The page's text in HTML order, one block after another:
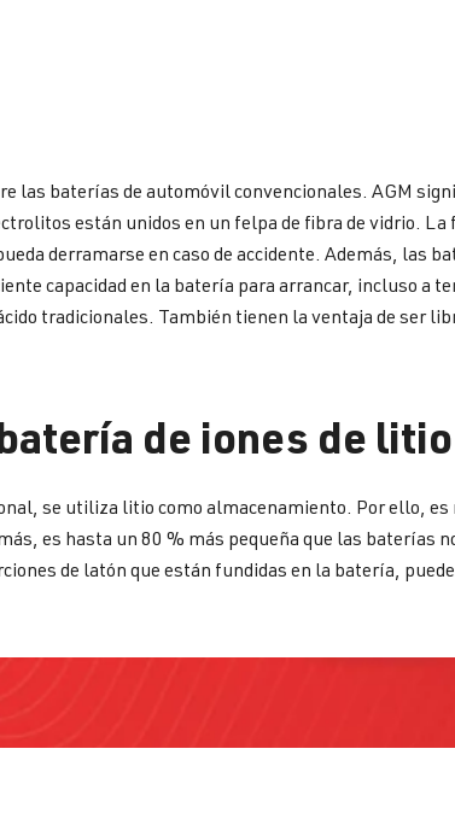
las baterías de automóvil convencionales. AGM
están unidos en un felpa de fibra de vidrio. La
derramarse en caso de accidente. Además, las
capacidad en la batería para arrancar, incluso a
tradicionales. También tienen la ventaja de ser
de iones de litio
se utiliza litio como almacenamiento. Por ello,
es hasta un 80 % más pequeña que las baterías
de latón que están fundidas en la batería,